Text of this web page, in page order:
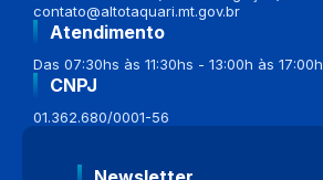
contato@altotaquari.mt.gov.br
Atendimento
Das 07:30hs às 11:30hs - 13:00h às 17:00h
CNPJ
01.362.680/0001-56